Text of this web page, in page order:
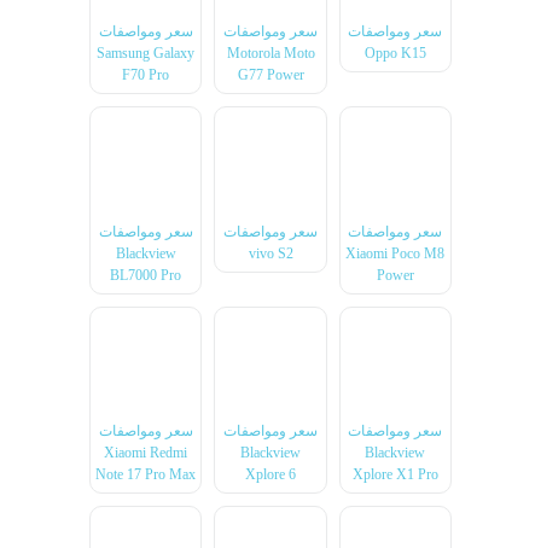
سعر ومواصفات
Oppo K15
سعر ومواصفات
Motorola Moto
G77 Power
سعر ومواصفات
Samsung Galaxy
F70 Pro
سعر ومواصفات
Xiaomi Poco M8
Power
سعر ومواصفات
vivo S2
سعر ومواصفات
Blackview
BL7000 Pro
سعر ومواصفات
Blackview
Xplore X1 Pro
سعر ومواصفات
Blackview
Xplore 6
سعر ومواصفات
Xiaomi Redmi
Note 17 Pro Max